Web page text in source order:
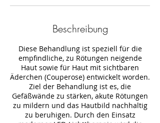
Beschreibung
Diese Behandlung ist speziell für die
empfindliche, zu Rötungen neigende
Haut sowie für Haut mit sichtbaren
Äderchen (Couperose) entwickelt worden.
Ziel der Behandlung ist es, die
Gefäßwände zu stärken, akute Rötungen
zu mildern und das Hautbild nachhaltig
zu beruhigen. Durch den Einsatz